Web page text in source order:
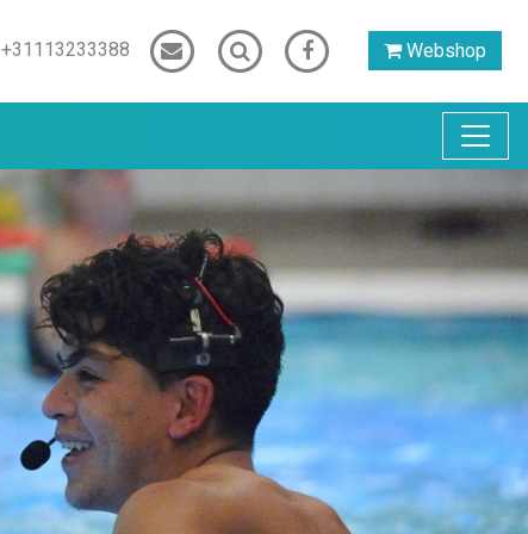
+31113233388 Webshop